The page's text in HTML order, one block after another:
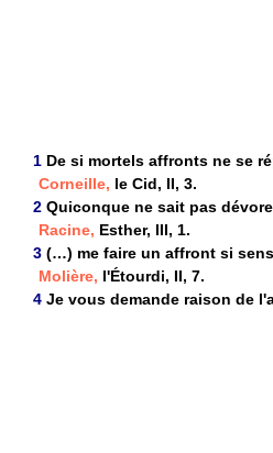
1 De si mortels affronts ne se
Corneille, le Cid, II, 3.
2 Quiconque ne sait pas
Racine, Esther, III, 1.
3 (…) me faire un affront si
Molière, l'Étourdi, II, 7.
4 Je vous demande raison de